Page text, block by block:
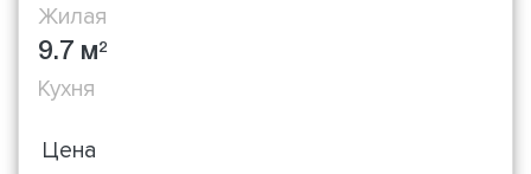
Жилая
9.7 м2
Кухня
Цена